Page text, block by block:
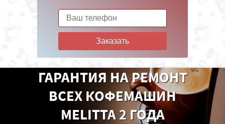
Заказать
ГАРАНТИЯ НА РЕМОНТ
ВСЕХ КОФЕМАШИН
MELITTA 2 ГОДА